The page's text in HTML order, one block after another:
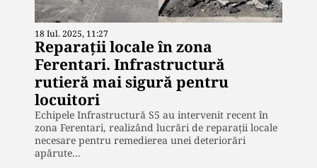
18 Iul. 2025, 11:27
Reparații locale în zona
Ferentari. Infrastructură
rutieră mai sigură pentru
locuitori
Echipele Infrastructură S5 au intervenit recent în
zona Ferentari, realizând lucrări de reparații locale
necesare pentru remedierea unei deteriorări
apărute…